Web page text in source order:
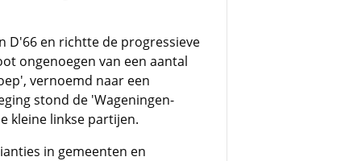
D'66 en richtte de progressieve
ongenoegen van een aantal
vernoemd naar een
stond de 'Wageningen-
kleine linkse partijen.
in gemeenten en